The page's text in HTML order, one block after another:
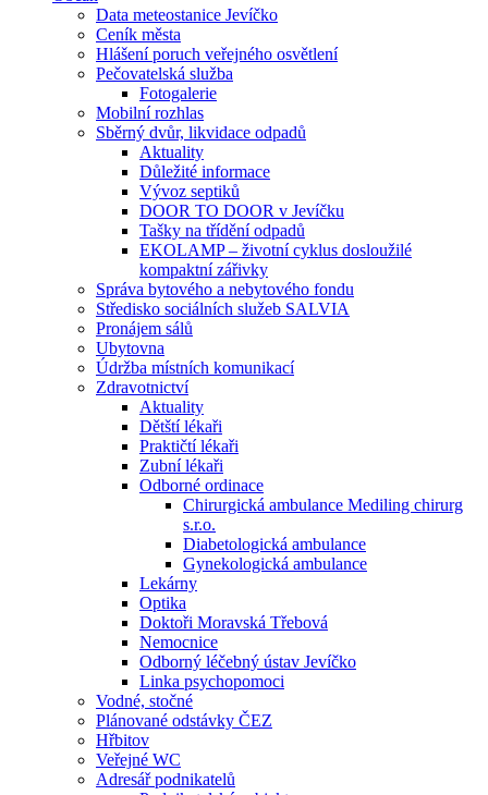
Data meteostanice Jevíčko
Ceník města
Hlášení poruch veřejného osvětlení
Pečovatelská služba
Fotogalerie
Mobilní rozhlas
Sběrný dvůr, likvidace odpadů
Aktuality
Důležité informace
Vývoz septiků
DOOR TO DOOR v Jevíčku
Tašky na třídění odpadů
EKOLAMP – životní cyklus dosloužilé
kompaktní zářivky
Správa bytového a nebytového fondu
Středisko sociálních služeb SALVIA
Pronájem sálů
Ubytovna
Údržba místních komunikací
Zdravotnictví
Aktuality
Dětští lékaři
Praktičtí lékaři
Zubní lékaři
Odborné ordinace
Chirurgická ambulance Mediling chirurg
s.r.o.
Diabetologická ambulance
Gynekologická ambulance
Lekárny
Optika
Doktoři Moravská Třebová
Nemocnice
Odborný léčebný ústav Jevíčko
Linka psychopomoci
Vodné, stočné
Plánované odstávky ČEZ
Hřbitov
Veřejné WC
Adresář podnikatelů